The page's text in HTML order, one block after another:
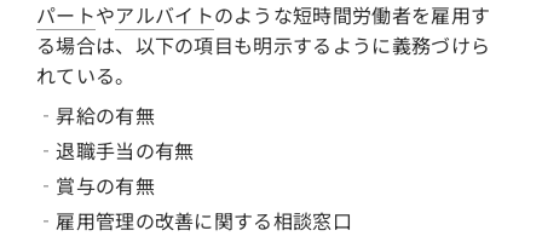
パートやアルバイトのような短時間労働者を雇用す
る場合は、以下の項目も明示するように義務づけら
れている。
‐昇給の有無
‐退職手当の有無
‐賞与の有無
‐雇用管理の改善に関する相談窓口